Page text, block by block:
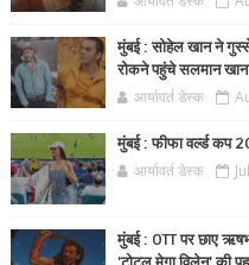
मुंबई : सोहेल खान ने
रोकने पहुंचे सलमान
आर्यावर्त डेस्क
मुंबई : फीफा वर्ल्ड कप
आर्यावर्त डेस्क
मुंबई : OTT पर छाए